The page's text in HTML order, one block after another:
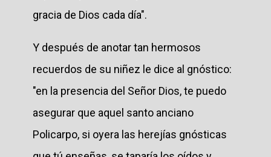
gracia de Dios cada día".
Y después de anotar tan hermosos
recuerdos de su niñez le dice al gnóstico:
"en la presencia del Señor Dios, te puedo
asegurar que aquel santo anciano
Policarpo, si oyera las herejías gnósticas